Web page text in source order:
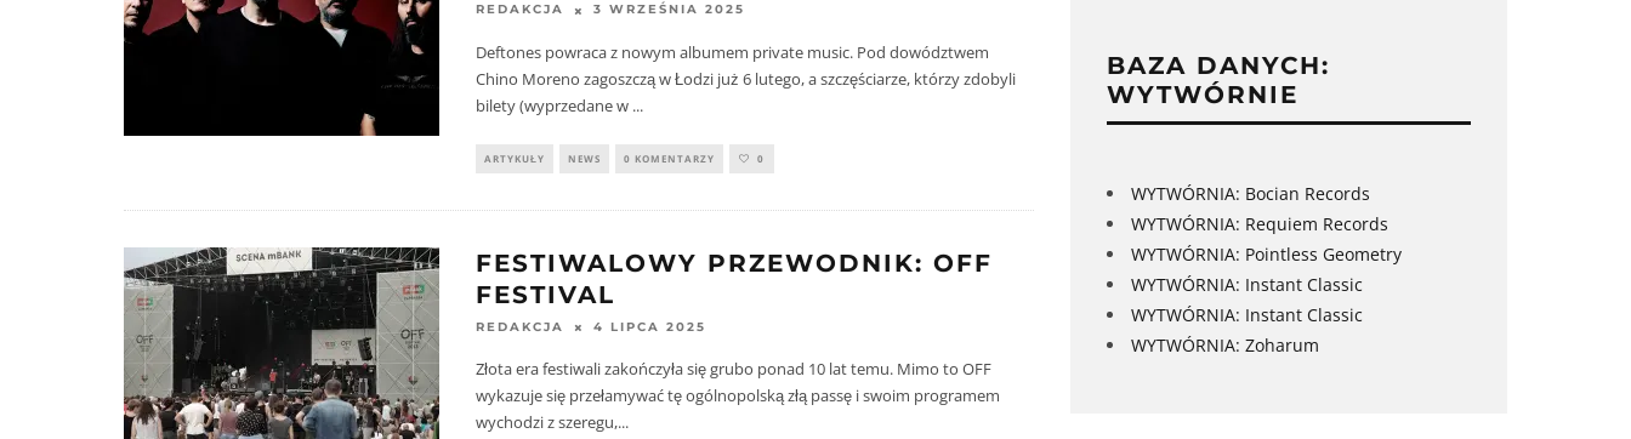
REDAKCJA 3 WRZEŚNIA 2025
Deftones powraca z nowym albumem private music. Pod dowództwem
Chino Moreno zagoszczą w Łodzi już 6 lutego, a szczęściarze, którzy zdobyli
bilety (wyprzedane w ...
ARTYKUŁY NEWS 0 KOMENTARZY 0
FESTIWALOWY PRZEWODNIK: OFF
FESTIVAL
REDAKCJA 4 LIPCA 2025
Złota era festiwali zakończyła się grubo ponad 10 lat temu. Mimo to OFF
wykazuje się przełamywać tę ogólnopolską złą passę i swoim programem
wychodzi z szeregu,...
BAZA DANYCH:
WYTWÓRNIE
WYTWÓRNIA: Bocian Records
WYTWÓRNIA: Requiem Records
WYTWÓRNIA: Pointless Geometry
WYTWÓRNIA: Instant Classic
WYTWÓRNIA: Instant Classic
WYTWÓRNIA: Zoharum